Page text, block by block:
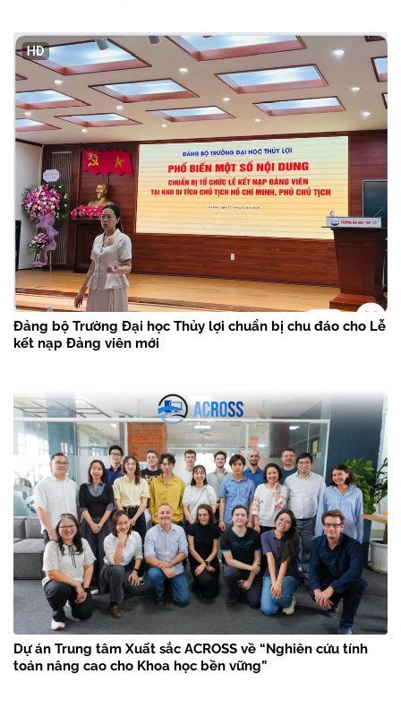
Đảng bộ Trường Đại học Thủy lợi chuẩn bị chu đáo cho Lễ
kết nạp Đảng viên mới
Dự án Trung tâm Xuất sắc ACROSS về “Nghiên cứu tính
toán nâng cao cho Khoa học bền vững”